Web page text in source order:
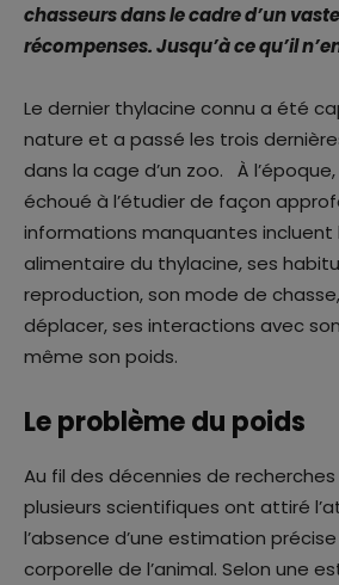
chasseurs dans le cadre d’un
récompenses. Jusqu’à ce qu’il
Le dernier thylacine connu a été
nature et a passé les trois
dans la cage d’un zoo. À
échoué à l’étudier de façon
informations manquantes incluent
alimentaire du thylacine, ses
reproduction, son mode de
déplacer, ses interactions avec
même son poids.
Le problème du poids
Au fil des décennies de
plusieurs scientifiques ont attiré
l’absence d’une estimation
corporelle de l’animal. Selon une